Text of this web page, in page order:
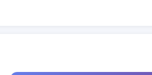
à cet extrait : « ou lorsque les
ou internationale tel que